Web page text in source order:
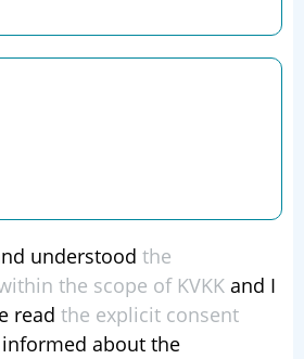
understood the
the scope of KVKK and I
read the explicit consent
about the